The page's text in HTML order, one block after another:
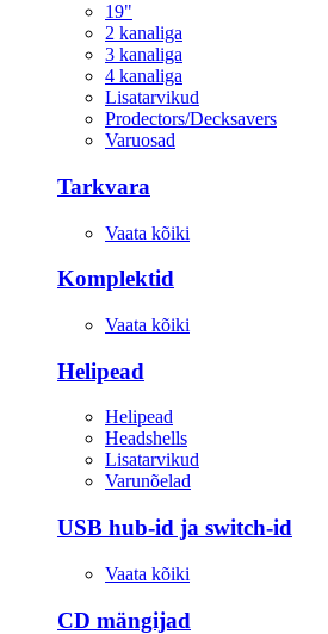
19"
2 kanaliga
3 kanaliga
4 kanaliga
Lisatarvikud
Prodectors/Decksavers
Varuosad
Tarkvara
Vaata kõiki
Komplektid
Vaata kõiki
Helipead
Helipead
Headshells
Lisatarvikud
Varunõelad
USB hub-id ja switch-id
Vaata kõiki
CD mängijad